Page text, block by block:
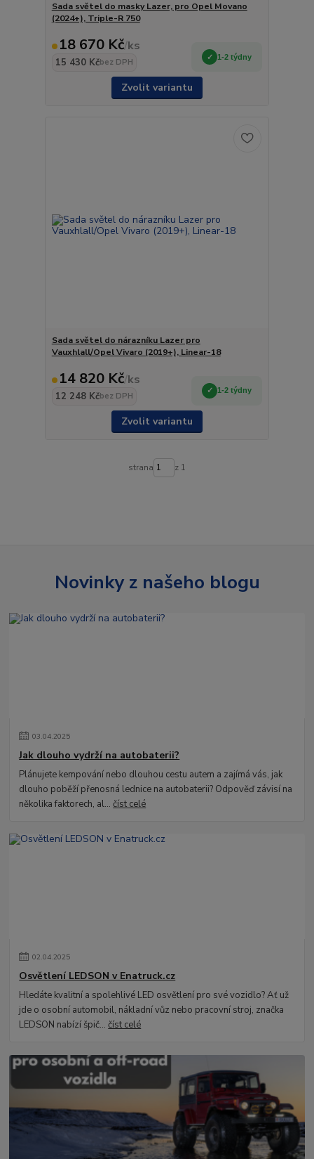
Sada světel do masky Lazer, pro Opel Movano
(2024+), Triple-R 750
18 670 Kč/ks
15 430 Kčbez DPH
1-2 týdny
Zvolit variantu
Sada světel do nárazníku Lazer pro
Vauxhlall/Opel Vivaro (2019+), Linear-18
14 820 Kč/ks
12 248 Kčbez DPH
1-2 týdny
Zvolit variantu
strana z 1
Novinky z našeho blogu
03.04.2025
Jak dlouho vydrží na autobaterii?
Plánujete kempování nebo dlouhou cestu autem a zajímá vás, jak
dlouho poběží přenosná lednice na autobaterii? Odpověď závisí na
několika faktorech, al...číst celé
02.04.2025
Osvětlení LEDSON v Enatruck.cz
Hledáte kvalitní a spolehlivé LED osvětlení pro své vozidlo? Ať už
jde o osobní automobil, nákladní vůz nebo pracovní stroj, značka
LEDSON nabízí špič...číst celé